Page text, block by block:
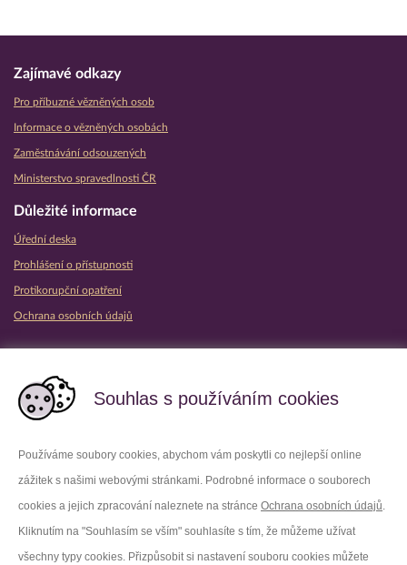
Souhlas s používáním cookies
Používáme soubory cookies, abychom vám poskytli co nejlepší online
zážitek s našimi webovými stránkami. Podrobné informace o souborech
cookies a jejich zpracování naleznete na stránce Ochrana osobních údajů.
Kliknutím na "Souhlasím se vším" souhlasíte s tím, že můžeme užívat
všechny typy cookies. Přizpůsobit si nastavení souboru cookies můžete
Zajímavé odkazy
Pro příbuzné vězněných osob
Informace o vězněných osobách
Zaměstnávání odsouzených
Ministerstvo spravedlnosti ČR
Důležité informace
Úřední deska
Prohlášení o přístupnosti
Protikorupční opatření
Ochrana osobních údajů
Facebook Youtube